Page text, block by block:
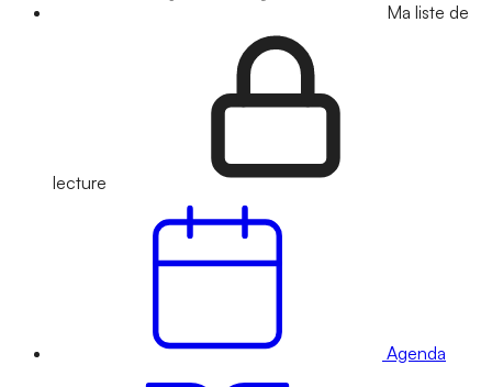
Ma liste de
lecture
Agenda